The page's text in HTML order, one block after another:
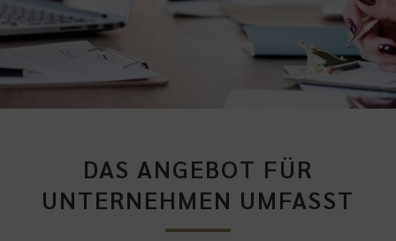
DAS ANGEBOT FÜR
UNTERNEHMEN UMFASST